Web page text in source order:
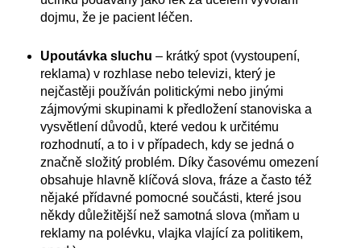
dojmu, že je pacient léčen.
Upoutávka sluchu – krátký spot (vystoupení,
reklama) v rozhlase nebo televizi, který je
nejčastěji používán politickými nebo jinými
zájmovými skupinami k předložení stanoviska a
vysvětlení důvodů, které vedou k určitému
rozhodnutí, a to i v případech, kdy se jedná o
značně složitý problém. Díky časovému omezení
obsahuje hlavně klíčová slova, fráze a často též
nějaké přídavné pomocné součásti, které jsou
někdy důležitější než samotná slova (mňam u
reklamy na polévku, vlajka vlající za politikem,